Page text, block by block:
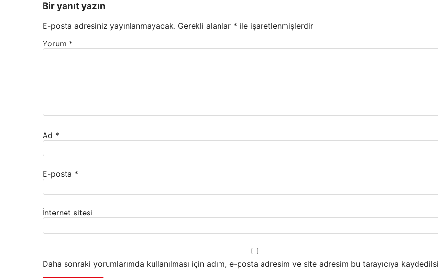
Bir yanıt yazın
E-posta adresiniz yayınlanmayacak. Gerekli alanlar * ile işaretlenmişlerdir
Yorum *
Ad *
E-posta *
İnternet sitesi
Daha sonraki yorumlarımda kullanılması için adım, e-posta adresim ve site adresim bu tarayıcıya